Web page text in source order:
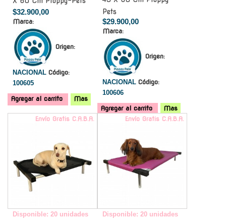
$32.900,00
Marca:
Origen:
NACIONAL Código:
100605
Agregar al carrito Mas
Pets
$29.900,00
Marca:
Origen:
NACIONAL Código:
100606
Agregar al carrito
Mas
Envío Gratis C.A.B.A.
Disponible: 20 unidades
Envío Gratis C.A.B.A.
Disponible: 20 unidades